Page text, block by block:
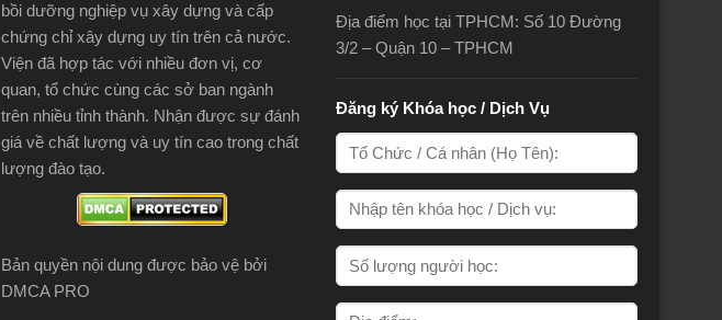
bồi dưỡng nghiệp vụ xây dựng và cấp
chứng chỉ xây dựng uy tín trên cả nước.
Viện đã hợp tác với nhiều đơn vị, cơ
quan, tổ chức cùng các sở ban ngành
trên nhiều tỉnh thành. Nhận được sự đánh
giá về chất lượng và uy tín cao trong chất
lượng đào tạo.
Bản quyền nội dung được bảo vệ bởi
DMCA PRO
Địa điểm học tại TPHCM: Số 10 Đường
3/2 – Quận 10 – TPHCM
Đăng ký Khóa học / Dịch Vụ